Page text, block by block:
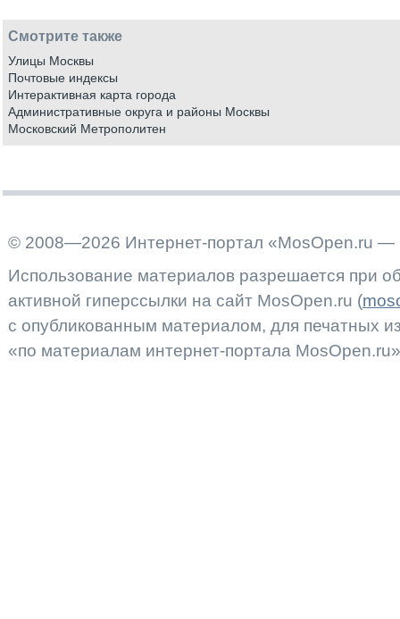
Смотрите также
Улицы Москвы
Почтовые индексы
Интерактивная карта города
Административные округа и районы Москвы
Московский Метрополитен
© 2008—2026 Интернет-портал «MosOpen.ru —
Использование материалов разрешается при
активной гиперссылки на сайт MosOpen.ru (
с опубликованным материалом, для печатных
«по материалам интернет-портала